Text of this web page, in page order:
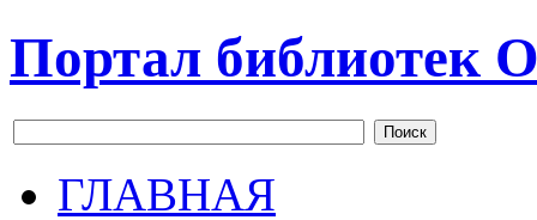
Портал библиотек
Поиск
ГЛАВНАЯ